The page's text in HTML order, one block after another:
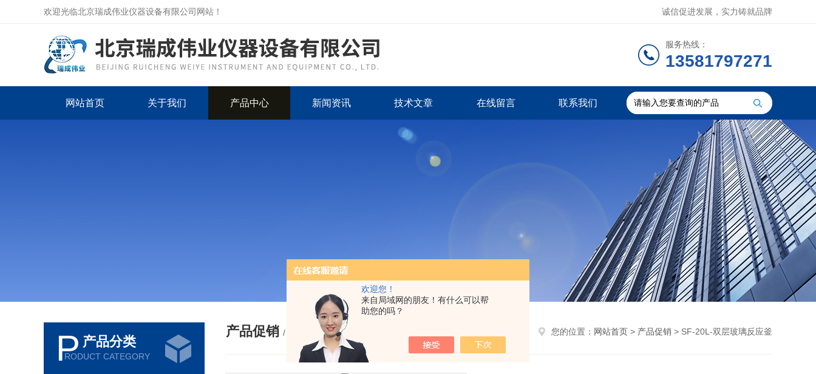
欢迎您！
来自局域网的朋友！有什么可以帮
助您的吗？
欢迎光临北京瑞成伟业仪器设备有限公司网站！ 诚信促进发展，实力铸就品牌
服务热线：
13581797271
网站首页 关于我们 产品中心 新闻资讯 技术文章 在线留言 联系我们
P 产品分类
RODUCT CATEGORY
产品促销 / PRODUCTS 您的位置： 网站首页 > 产品促销 > SF-20L-双层玻璃反应釜